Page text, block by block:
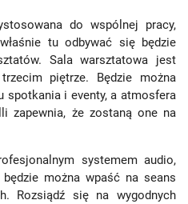
do wspólnej pracy,
tu odbywać się będzie
Sala warsztatowa jest
piętrze. Będzie można
spotkania i eventy, a atmosfera
zapewnia, że zostaną one na
systemem audio,
można wpaść na seans
Rozsiądź się na wygodnych